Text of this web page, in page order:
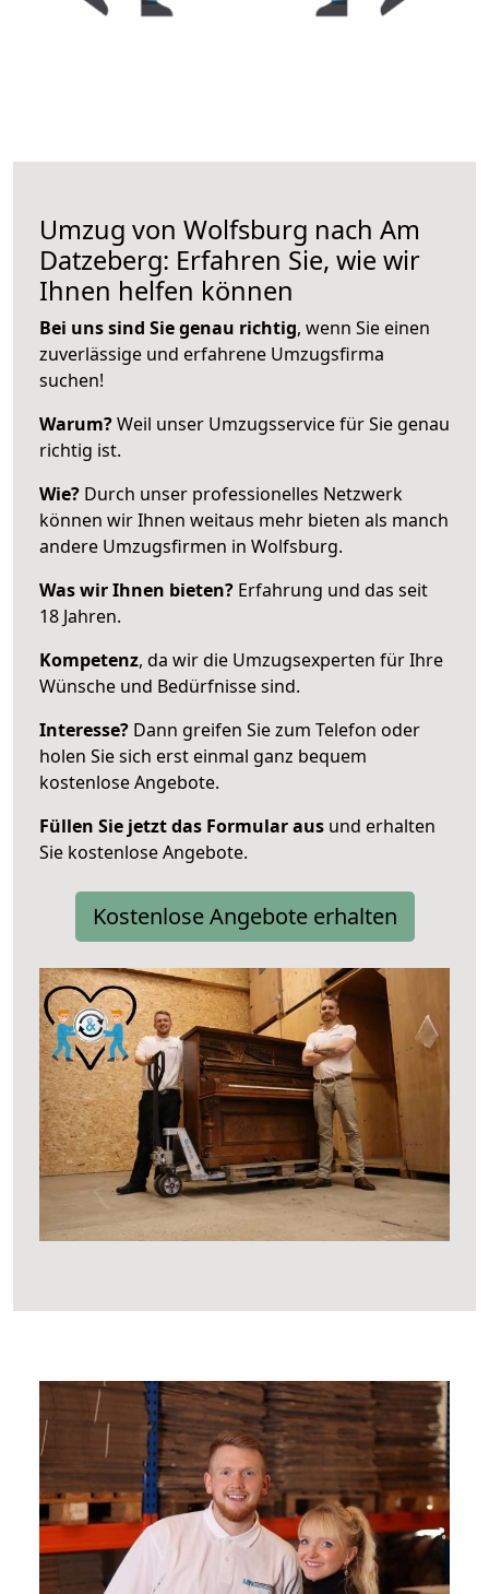
Umzug von Wolfsburg nach Am
Datzeberg: Erfahren Sie, wie wir
Ihnen helfen können
Bei uns sind Sie genau richtig, wenn Sie einen
zuverlässige und erfahrene Umzugsfirma
suchen!
Warum?Weil unser Umzugsservice für Sie genau
richtig ist.
Wie? Durch unser professionelles Netzwerk
können wir Ihnen weitaus mehr bieten als manch
andere Umzugsfirmen in Wolfsburg.
Was wir Ihnen bieten? Erfahrung und das seit
18 Jahren.
Kompetenz, da wir die Umzugsexperten für Ihre
Wünsche und Bedürfnisse sind.
Interesse? Dann greifen Sie zum Telefon oder
holen Sie sich erst einmal ganz bequem
kostenlose Angebote.
Füllen Sie jetzt das Formular aus und erhalten
Sie kostenlose Angebote.
Kostenlose Angebote erhalten